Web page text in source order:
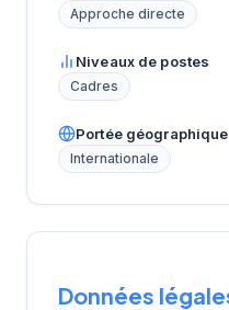
Approche directe
Niveaux de postes
Cadres
Portée géographique
Internationale
Données